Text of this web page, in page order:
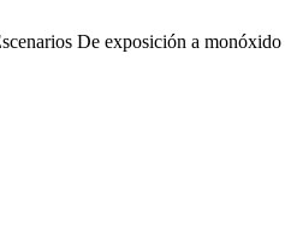
De exposición a